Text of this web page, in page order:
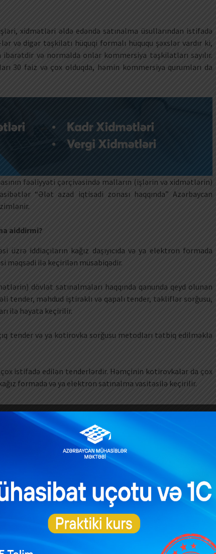
xidmətləri əldə edəndə satınalma üsullarından istifadə
və digər təşkilatı hüquqi formalı hüququ şəxslər vardır ki,
və normalda onlar kommersiya təşkilatları sayılır.
30 faiz və çox olduqda, həmin kommersiya qurumları da
fəaliyyəti çərçivəsində malların (işlərin və xidmətlərin)
“Ələt azad iqtisadi zonası haqqında” Azərbaycan
aiddirmi?
iddiaçıların kağız daşıyıcıda və ya elektron formada
ilə keçirilən müsabiqədir.
dövlət satınalmaları haqqında qanunda qeyd olunan
tender, məhdud iştiraklı və qapalı tender, təkliflər sorğusu,
ilə həyata keçirilir.
tender və ya kotirovka sorğusu metodları tətbiq edilməklə
istifadə edilən tenderlərdir. Həmçinin kotirovkalar da çox
formada və ya elektron satınalma vasitəsilə keçirilir.
təşkilat tərəfindən tətbiq edilən, real vaxt rejimində
keçirilən, malgöndərənlərin (podratçıların) təqdim
edən satınalma prosedurudur.
iştirakının məcburiliyini təmin etmək üçün
ABŞ dollarının manat ekvivalentində və ya ondan aşağı
mikro, kiçik və orta sahibkarlıq subyektlərinin iştirakı ilə,
elektron satınalma vasitəsilə keçirir.
məcburi sayılmır, elektron satınalmaların (tenderlərin)
əlavə yuxarıdakı məcburilik mikro, kiçik və orta